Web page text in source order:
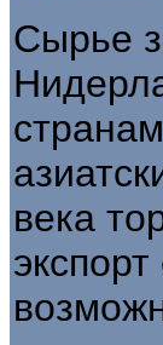
Сырье
века